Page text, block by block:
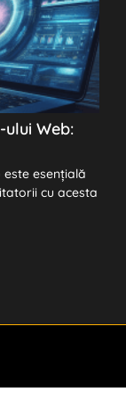
Web:
esențială
cu acesta